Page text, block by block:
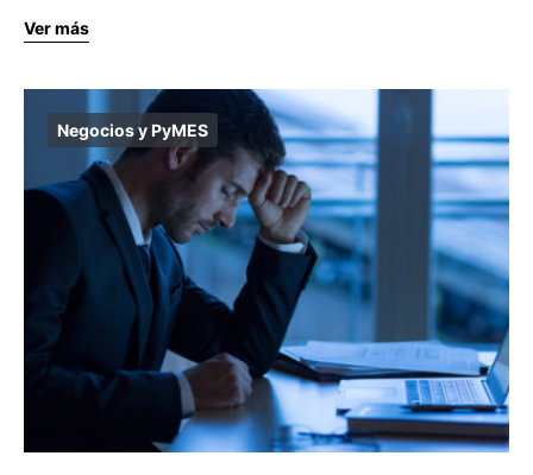
Ver más
Negocios y PyMES